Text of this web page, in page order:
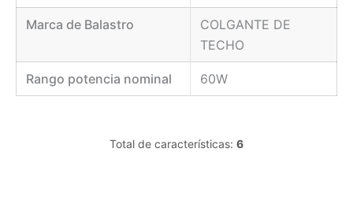
Marca de Balastro
COLGANTE DE
TECHO
Rango potencia nominal 60W
Total de características: 6